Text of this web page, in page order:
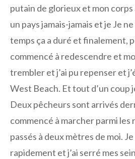
putain de glorieux et mon
un pays jamais-jamais et je Je
temps ça a duré et finalement,
commencé à redescendre et
trembler et j’ai pu repenser et
West Beach. Et tout d’un coup
Deux pêcheurs sont arrivés
commencé à marcher parmi les
passés à deux mètres de moi.
rapidement et j’ai serré mes